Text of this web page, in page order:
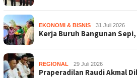
EKONOMI & BISNIS 31 Juli 2026
Kerja Buruh Bangunan
REGIONAL 29 Juli 2026
Praperadilan Raudi Akmal